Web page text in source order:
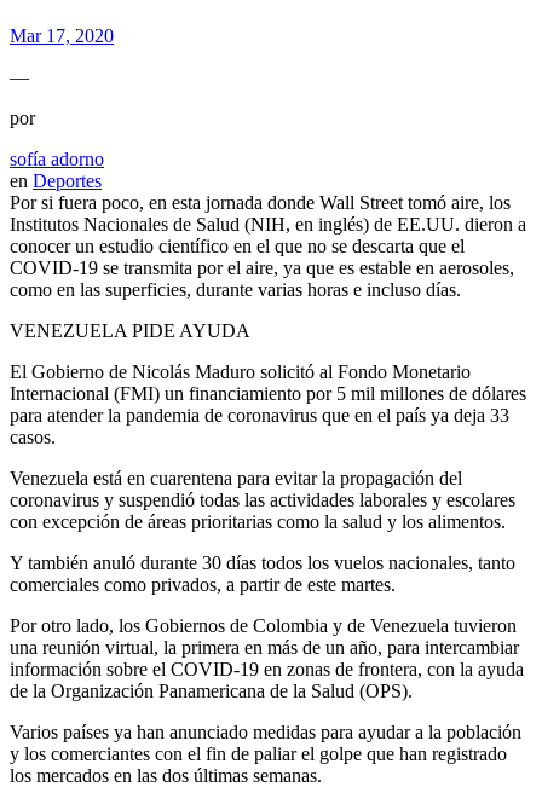
Mar 17, 2020
—
por
sofía adorno
en Deportes
Por si fuera poco, en esta jornada donde Wall Street tomó aire, los
Institutos Nacionales de Salud (NIH, en inglés) de EE.UU. dieron a
conocer un estudio científico en el que no se descarta que el
COVID-19 se transmita por el aire, ya que es estable en aerosoles,
como en las superficies, durante varias horas e incluso días.
VENEZUELA PIDE AYUDA
El Gobierno de Nicolás Maduro solicitó al Fondo Monetario
Internacional (FMI) un financiamiento por 5 mil millones de dólares
para atender la pandemia de coronavirus que en el país ya deja 33
casos.
Venezuela está en cuarentena para evitar la propagación del
coronavirus y suspendió todas las actividades laborales y escolares
con excepción de áreas prioritarias como la salud y los alimentos.
Y también anuló durante 30 días todos los vuelos nacionales, tanto
comerciales como privados, a partir de este martes.
Por otro lado, los Gobiernos de Colombia y de Venezuela tuvieron
una reunión virtual, la primera en más de un año, para intercambiar
información sobre el COVID-19 en zonas de frontera, con la ayuda
de la Organización Panamericana de la Salud (OPS).
Varios países ya han anunciado medidas para ayudar a la población
y los comerciantes con el fin de paliar el golpe que han registrado
los mercados en las dos últimas semanas.